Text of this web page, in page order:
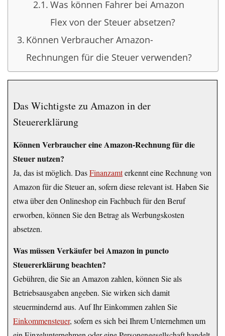
Was können Fahrer bei Amazon
Flex von der Steuer absetzen?
Können Verbraucher Amazon-
Rechnungen für die Steuer verwenden?
Das Wichtigste zu Amazon in der
Steuererklärung
Können Verbraucher eine Amazon-Rechnung für die
Steuer nutzen?
Ja, das ist möglich. DasFinanzamterkennt eine Rechnung von
Amazon für die Steuer an, sofern diese relevant ist. Haben Sie
etwa über den Onlineshop ein Fachbuch für den Beruf
erworben, können Sie den Betrag als Werbungskosten
absetzen.
Was müssen Verkäufer bei Amazon in puncto
Steuererklärung beachten?
Gebühren, die Sie an Amazon zahlen, können Sie als
Betriebsausgaben angeben. Sie wirken sich damit
steuermindernd aus. Auf Ihr Einkommen zahlen Sie
Einkommensteuer, sofern es sich bei Ihrem Unternehmen um